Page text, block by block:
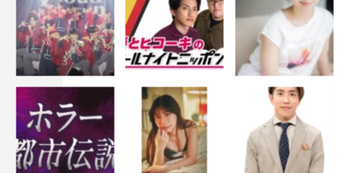
ない？「やすともヤバい！ 大阪で超人気なんだ！」っ
て。
やすとも：そんなことないですよ！（笑）
草彅：僕が受けた印象だと、やっぱ『うさかめ』が一番お
となしいのかな？ と思って。それは悪い意味じゃないん
だけど、今年はなんか2人をひっかき回したいね（笑）。